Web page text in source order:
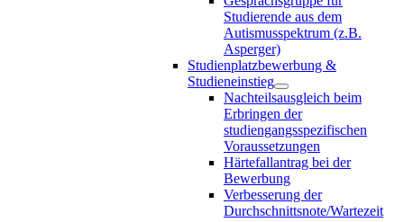
Studierende aus dem
Autismusspektrum (z.B.
Asperger)
Studienplatzbewerbung &
Studieneinstieg
Nachteilsausgleich beim
Erbringen der
studiengangsspezifischen
Voraussetzungen
Härtefallantrag bei der
Bewerbung
Verbesserung der
Durchschnittsnote/Wartezeit